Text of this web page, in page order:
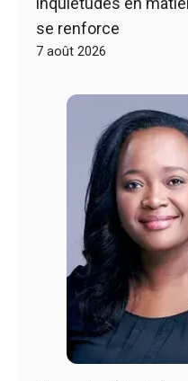
se renforce
7 août 2026